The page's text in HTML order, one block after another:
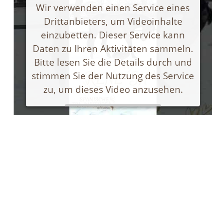
Platform
Wir verwenden einen Service eines
Drittanbieters, um Videoinhalte
einzubetten. Dieser Service kann
Daten zu Ihren Aktivitäten sammeln.
Bitte lesen Sie die Details durch und
stimmen Sie der Nutzung des Service
zu, um dieses Video anzusehen.
Mehr Informationen